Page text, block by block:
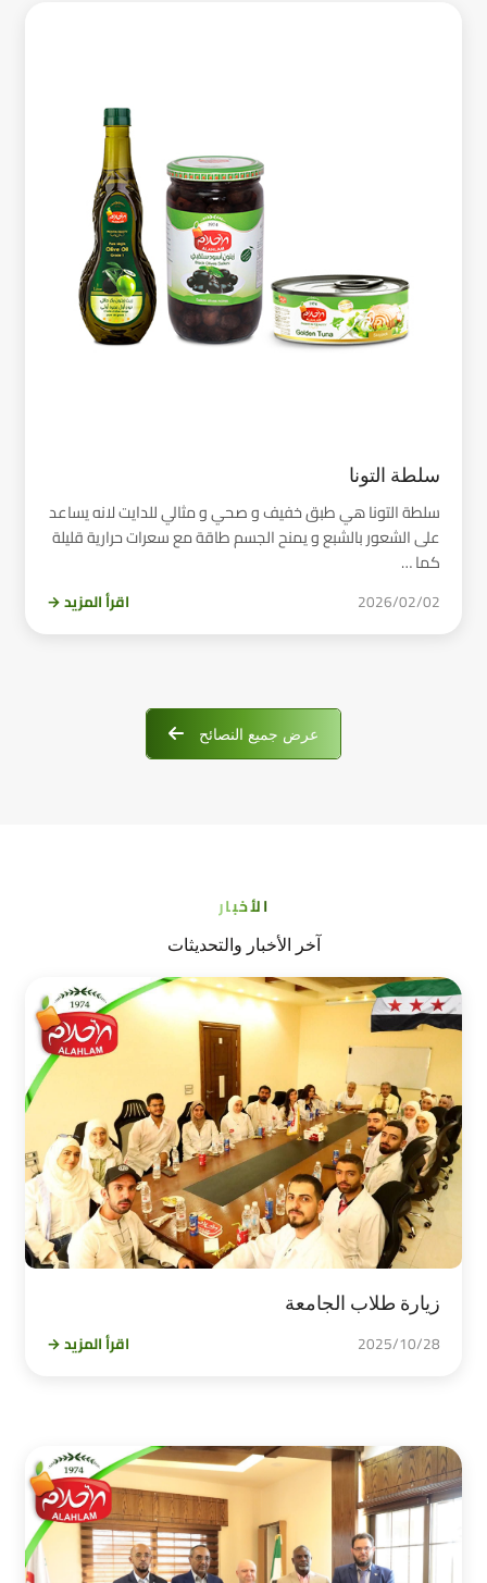
سلطة التونا
سلطة التونا هي طبق خفيف و صحي و مثالي للدايت لانه يساعد
على الشعور بالشبع و يمنح الجسم طاقة مع سعرات حرارية قليلة
كما …
2026/02/02 اقرأ المزيد →
عرض جميع النصائح
الأخبار
آخر الأخبار والتحديثات
زيارة طلاب الجامعة
2025/10/28 اقرأ المزيد →